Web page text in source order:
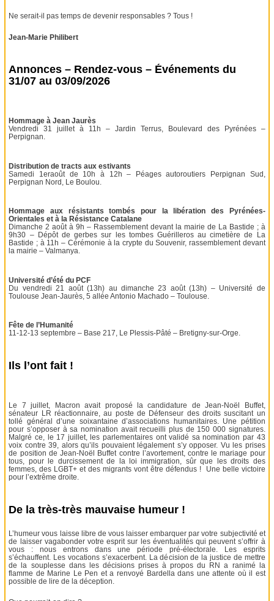
Ne serait-il pas temps de devenir responsables ? Tous !
Jean-Marie Philibert
Annonces – Rendez-vous – Événements du
31/07 au 03/09/2026
Hommage à Jean Jaurès
Vendredi 31 juillet à 11h – Jardin Terrus, Boulevard des Pyrénées –
Perpignan.
Distribution de tracts aux estivants
Samedi 1eraoût de 10h à 12h – Péages autoroutiers Perpignan Sud,
Perpignan Nord, Le Boulou.
Hommage aux résistants tombés pour la libération des Pyrénées-
Orientales et à la Résistance Catalane
Dimanche 2 août à 9h – Rassemblement devant la mairie de La Bastide ; à
9h30 – Dépôt de gerbes sur les tombes Guérilleros au cimetière de La
Bastide ; à 11h – Cérémonie à la crypte du Souvenir, rassemblement devant
la mairie – Valmanya.
Université d’été du PCF
Du vendredi 21 août (13h) au dimanche 23 août (13h) – Université de
Toulouse Jean-Jaurès, 5 allée Antonio Machado – Toulouse.
Fête de l’Humanité
11-12-13 septembre – Base 217, Le Plessis-Pâté – Bretigny-sur-Orge.
Ils l’ont fait !
Le 7 juillet, Macron avait proposé la candidature de Jean-Noël Buffet,
sénateur LR réactionnaire, au poste de Défenseur des droits suscitant un
tollé général d’une soixantaine d’associations humanitaires. Une pétition
pour s’opposer à sa nomination avait recueilli plus de 150 000 signatures.
Malgré ce, le 17 juillet, les parlementaires ont validé sa nomination par 43
voix contre 39, alors qu’ils pouvaient légalement s’y opposer. Vu les prises
de position de Jean-Noël Buffet contre l’avortement, contre le mariage pour
tous, pour le durcissement de la loi immigration, sûr que les droits des
femmes, des LGBT+ et des migrants vont être défendus ! Une belle victoire
pour l’extrême droite.
De la très-très mauvaise humeur !
L’humeur vous laisse libre de vous laisser embarquer par votre subjectivité et
de laisser vagabonder votre esprit sur les éventualités qui peuvent s’offrir à
vous : nous entrons dans une période pré-électorale. Les esprits
s’échauffent. Les vocations s’exacerbent. La décision de la justice de mettre
de la souplesse dans les décisions prises à propos du RN a ranimé la
flamme de Marine Le Pen et a renvoyé Bardella dans une attente où il est
possible de lire de la déception.